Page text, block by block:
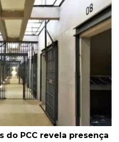
do PCC revela presença